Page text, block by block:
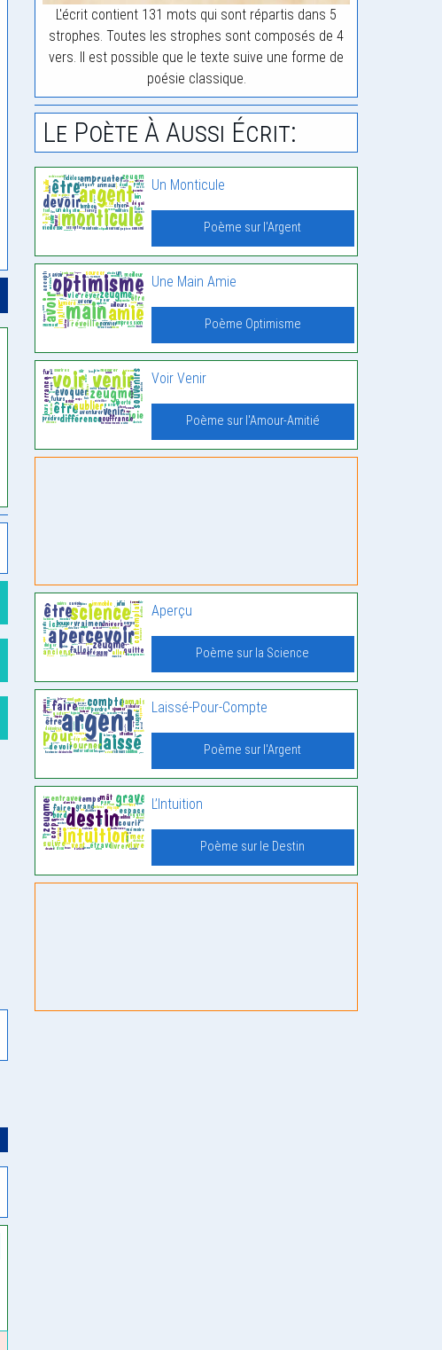
L'écrit contient 131 mots qui sont répartis dans 5
strophes. Toutes les strophes sont composés de 4
vers. Il est possible que le texte suive une forme de
poésie classique.
Le Poète À Aussi Écrit:
Un Monticule
Poème sur l'Argent
Une Main Amie
Poème Optimisme
Voir Venir
Poème sur l'Amour-Amitié
Aperçu
Poème sur la Science
Laissé-Pour-Compte
Poème sur l'Argent
L’Intuition
Poème sur le Destin